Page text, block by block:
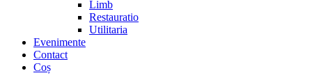
Limb
Restauratio
Utilitaria
Evenimente
Contact
Coș